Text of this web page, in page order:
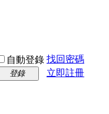
自動登錄 找回密碼
登錄 立即註冊